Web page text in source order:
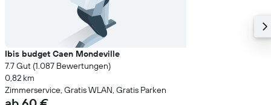
Ibis budget Caen Mondeville
7.7 Gut (1.087 Bewertungen)
0,82 km
Zimmerservice, Gratis WLAN, Gratis Parken